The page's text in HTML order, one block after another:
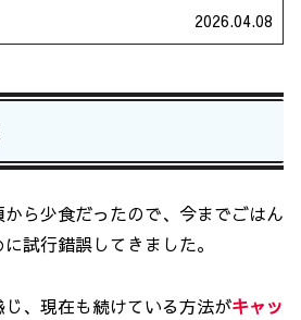
2026.04.08
ら少食だったので、今までごはん
試行錯誤してきました。
、現在も続けている方法がキャッ